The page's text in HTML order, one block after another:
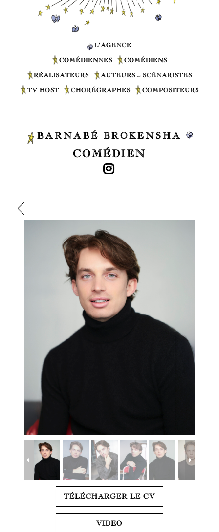
L’AGENCE
COMÉDIENNES COMÉDIENS
RÉALISATEURS AUTEURS – SCÉNARISTES
TV HOST CHORÉGRAPHES COMPOSITEURS
BARNABÉ BROKENSHA
COMÉDIEN
TÉLÉCHARGER LE CV
VIDEO